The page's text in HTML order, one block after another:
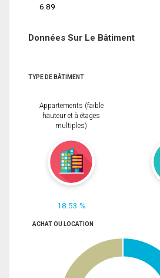
6.89
Données Sur Le Bâtiment
TYPE DE BÂTIMENT
Appartements (faible
hauteur et à étages
multiples)
18.53 %
ACHAT OU LOCATION